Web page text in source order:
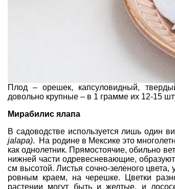
Плод – орешек, капсуловидный,
довольно крупные – в 1 грамме их 12-15
Мирабилис ялапа
В садоводстве используется лишь один
jalapa). На родине в Мексике это
как однолетник. Прямостоячие, обильно
нижней части одревесневающие, образуют
см высотой. Листья сочно-зеленого
ровным краем, на черешке. Цветки
растении могут быть и желтые, и